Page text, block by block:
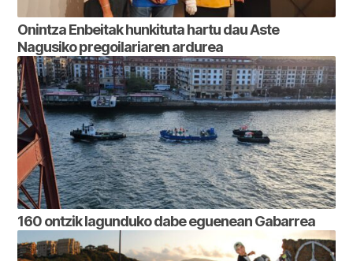
Onintza Enbeitak hunkituta hartu dau Aste
Nagusiko pregoilariaren ardurea
160 ontzik lagunduko dabe eguenean Gabarrea